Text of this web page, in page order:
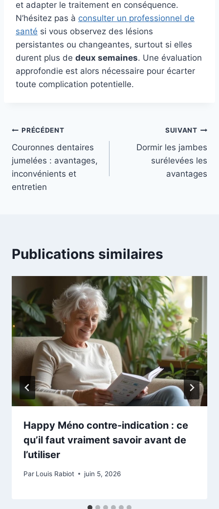
et adapter le traitement en conséquence.
N’hésitez pas à consulter un professionnel de
santé si vous observez des lésions
persistantes ou changeantes, surtout si elles
durent plus de deux semaines. Une évaluation
approfondie est alors nécessaire pour écarter
toute complication potentielle.
Navigation
de
l’article
PRÉCÉDENT
Couronnes dentaires
jumelées : avantages,
inconvénients et
entretien
SUIVANT
Dormir les jambes
surélevées les
avantages
Publications similaires
Happy Méno contre-indication : ce
qu’il faut vraiment savoir avant de
l’utiliser
Par Louis Rabiot juin 5, 2026